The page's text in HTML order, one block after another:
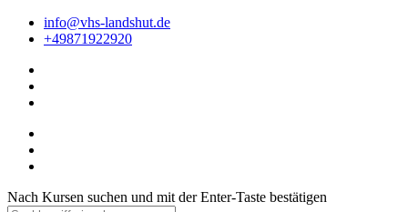
info@vhs-landshut.de
+49871922920
Nach Kursen suchen und mit der Enter-Taste bestätigen